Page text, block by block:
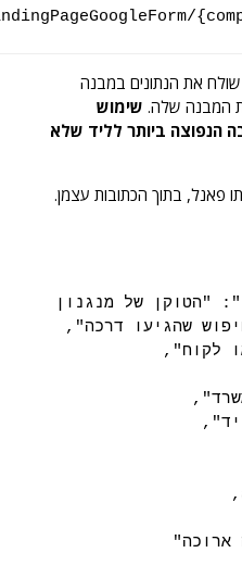
את הנתונים במבנה
המבנה שלה. שימוש
הנפוצה ביותר לליד שלא
פאנל, בתוך הכתובות עצמן.